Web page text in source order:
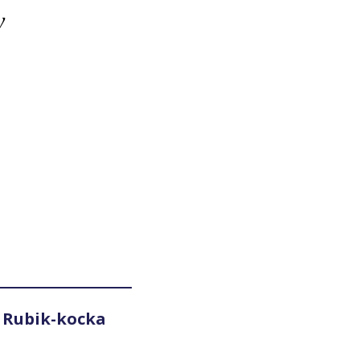
kocka